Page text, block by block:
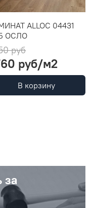
ALLOC 04431
ОСЛО
руб
руб/м2
В корзину
за